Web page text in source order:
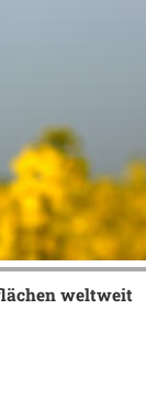
weltweit